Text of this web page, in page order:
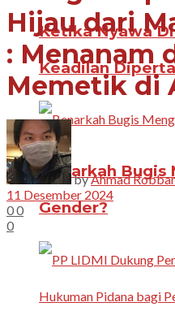
Ketika Nyawa
Keadilan
Benarkah Bugis
Gender?
Hijau dari
: Menanam
Memetik di
byAhmad
11 Desember 2024
00
0